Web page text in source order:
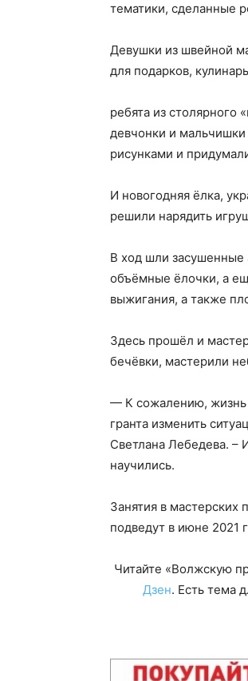
тематики, сделанные
Девушки из швейной
для подарков,
ребята из столярного
девчонки и
рисунками и
И новогодняя ёлка,
решили нарядить
В ход шли засушенные
объёмные ёлочки, а
выжигания, а также
Здесь прошёл и
бечёвки, мастерили
— К сожалению, жизнь
гранта изменить
Светлана Лебедева. –
научились.
Занятия в мастерских
подведут в июне 2021
Читайте «Волжскую
Дзен. Есть тема